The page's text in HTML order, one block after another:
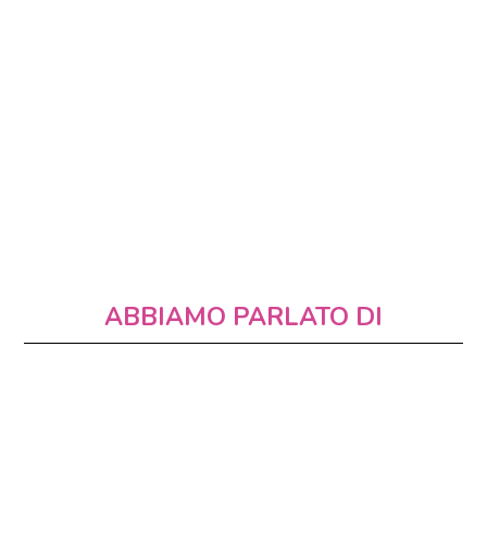
ABBIAMO PARLATO DI